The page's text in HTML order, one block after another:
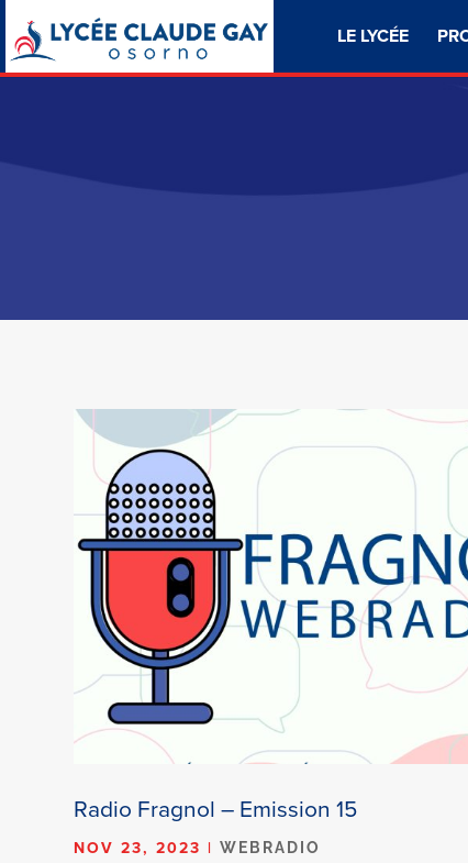
LE LYCÉE
Radio Fragnol – Emission 15
NOV 23, 2023 |WEBRADIO